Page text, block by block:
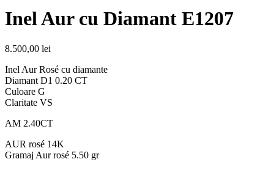
Inel Aur cu Diamant E1207
8.500,00 lei
Inel Aur Rosé cu diamante
Diamant D1 0.20 CT
Culoare G
Claritate VS
AM 2.40CT
AUR rosé 14K
Gramaj Aur rosé 5.50 gr